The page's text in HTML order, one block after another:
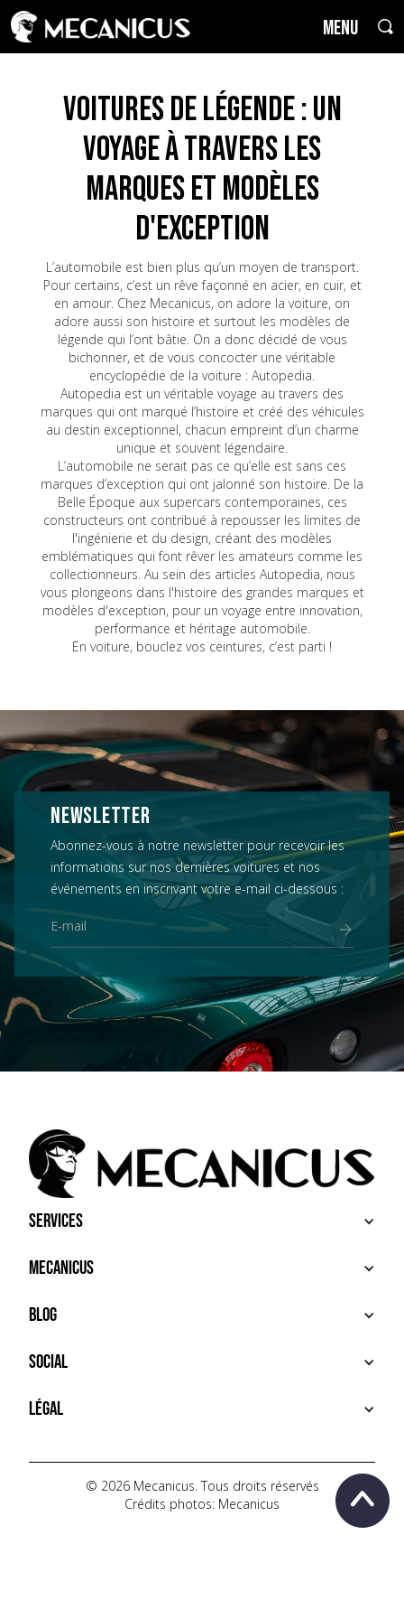
MENU
Voitures de Légende : un
voyage à travers les
marques et modèles
d'exception
L’automobile est bien plus qu’un moyen de transport.
Pour certains, c’est un rêve façonné en acier, en cuir, et
en amour. Chez Mecanicus, on adore la voiture, on
adore aussi son histoire et surtout les modèles de
légende qui l’ont bâtie. On a donc décidé de vous
bichonner, et de vous concocter une véritable
encyclopédie de la voiture : Autopedia.
Autopedia est un véritable voyage au travers des
marques qui ont marqué l’histoire et créé des véhicules
au destin exceptionnel, chacun empreint d’un charme
unique et souvent légendaire.
L’automobile ne serait pas ce qu’elle est sans ces
marques d’exception qui ont jalonné son histoire. De la
Belle Époque aux supercars contemporaines, ces
constructeurs ont contribué à repousser les limites de
l'ingénierie et du design, créant des modèles
emblématiques qui font rêver les amateurs comme les
collectionneurs. Au sein des articles Autopedia, nous
vous plongeons dans l'histoire des grandes marques et
modèles d'exception, pour un voyage entre innovation,
performance et héritage automobile.
En voiture, bouclez vos ceintures, c’est parti !
NEWSLETTER
Abonnez-vous à notre newsletter pour recevoir les
informations sur nos dernières voitures et nos
événements en inscrivant votre e-mail ci-dessous :
Services
ACHETER
VENDRE
SERVICES PREMIUM
Mecanicus
À PROPOS
HOUSE MECANICUS
CONTACT
Blog
NEWS
VIDÉOS
AUTOPÉDIA
Social
INSTAGRAM
TIKTOK
YOUTUBE
Légal
POLITIQUE DE CONFIDENTIALITÉ
© 2026 Mecanicus. Tous droits réservés
Crédits photos: Mecanicus